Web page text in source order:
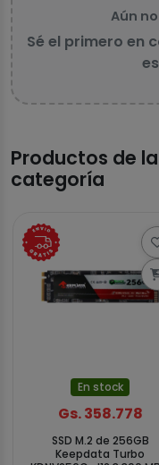
Aún
Sé el primero en
Productos de
categoría
En stock
Gs. 358.778
SSD M.2 de 256GB
Keepdata Turbo